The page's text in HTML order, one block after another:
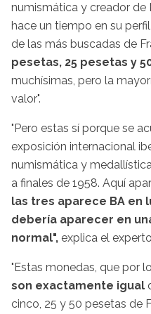
numismática y creador
hace un tiempo en su
de las más buscadas de
pesetas, 25 pesetas y
muchísimas, pero la
valor".
"Pero estas sí porque se
exposición internacional
numismática y
a finales de 1958. Aquí
las tres aparece BA en
debería aparecer en
normal", explica el
"Estas monedas, que por
son exactamente igual
cinco, 25 y 50 pesetas de